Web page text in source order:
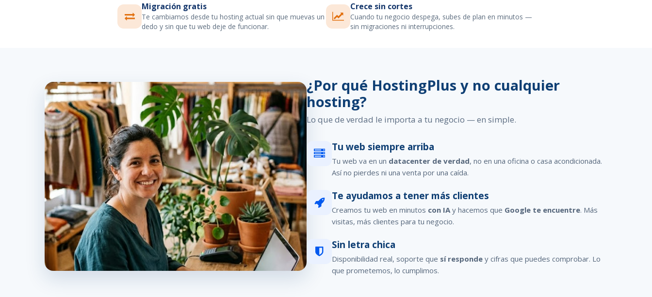
Migración gratis
Te cambiamos desde tu hosting actual sin que muevas un
dedo y sin que tu web deje de funcionar.
Crece sin cortes
Cuando tu negocio despega, subes de plan en minutos —
sin migraciones ni interrupciones.
¿Por qué HostingPlus y no cualquier
hosting?
Lo que de verdad le importa a tu negocio — en simple.
Tu web siempre arriba
Tu web va en un datacenter de verdad, no en una oficina o casa acondicionada.
Así no pierdes ni una venta por una caída.
Te ayudamos a tener más clientes
Creamos tu web en minutos con IA y hacemos que Google te encuentre. Más
visitas, más clientes para tu negocio.
Sin letra chica
Disponibilidad real, soporte que sí responde y cifras que puedes comprobar. Lo
que prometemos, lo cumplimos.